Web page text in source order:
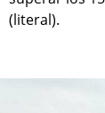
(literal).